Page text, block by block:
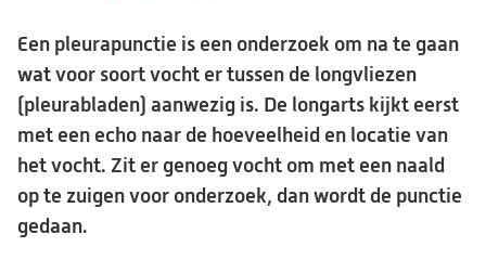
Een pleurapunctie is een onderzoek om na te gaan
wat voor soort vocht er tussen de longvliezen
(pleurabladen) aanwezig is. De longarts kijkt eerst
met een echo naar de hoeveelheid en locatie van
het vocht. Zit er genoeg vocht om met een naald
op te zuigen voor onderzoek, dan wordt de punctie
gedaan.